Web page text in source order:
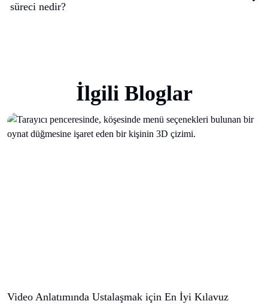
süreci nedir?
İlgili Bloglar
Video Anlatımında Ustalaşmak için En İyi Kılavuz